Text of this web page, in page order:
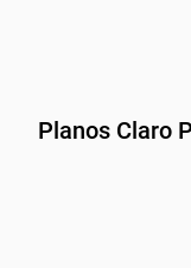
Planos Claro